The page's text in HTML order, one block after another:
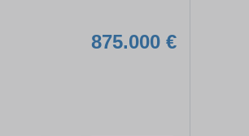
875.000 €